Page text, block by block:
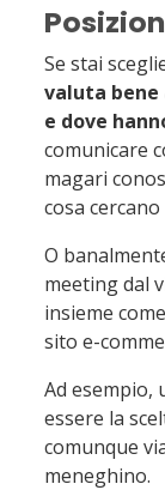
Se stai
valuta bene
e dove
comunicare
magari
cosa
O
meeting dal
insieme
sito e-
Ad esempio,
essere la
comunque
meneghino.